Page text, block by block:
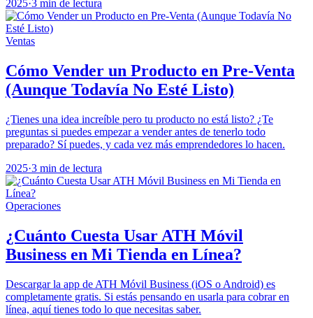
2025·3 min de lectura
Ventas
Cómo Vender un Producto en Pre-Venta
(Aunque Todavía No Esté Listo)
¿Tienes una idea increíble pero tu producto no está listo? ¿Te
preguntas si puedes empezar a vender antes de tenerlo todo
preparado? Sí puedes, y cada vez más emprendedores lo hacen.
2025·3 min de lectura
Operaciones
¿Cuánto Cuesta Usar ATH Móvil
Business en Mi Tienda en Línea?
Descargar la app de ATH Móvil Business (iOS o Android) es
completamente gratis. Si estás pensando en usarla para cobrar en
línea, aquí tienes todo lo que necesitas saber.